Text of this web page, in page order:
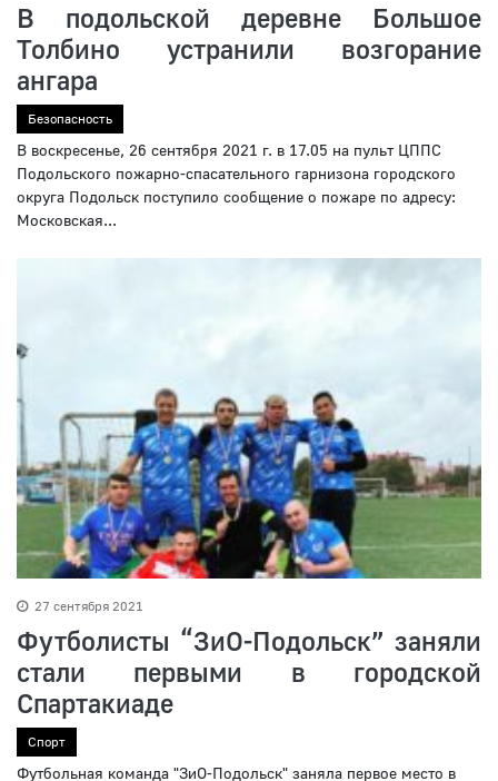
В подольской деревне Большое
Толбино устранили возгорание
ангара
Безопасность
В воскресенье, 26 сентября 2021 г. в 17.05 на пульт ЦППС
Подольского пожарно-спасательного гарнизона городского
округа Подольск поступило сообщение о пожаре по адресу:
Московская...
27 сентября 2021
Футболисты “ЗиО-Подольск” заняли
стали первыми в городской
Спартакиаде
Спорт
Футбольная команда "ЗиО-Подольск" заняла первое место в